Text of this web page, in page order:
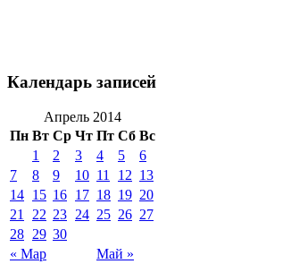
Календарь записей
Апрель 2014
Пн Вт Ср Чт Пт Сб Вс
« Мар Май »
1 2 3 4 5
6
7
8 9 10 11 12 13
14 15 16 17 18 19 20
21
22 23 24 25 26 27
28 29 30